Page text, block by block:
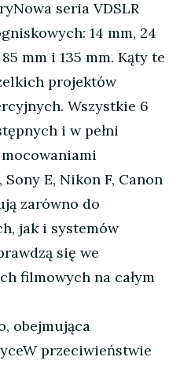
seria VDSLR
14 mm, 24
mm i 135 mm. Kąty te
projektów
Wszystkie 6
i w pełni
Sony E, Nikon F, Canon
zarówno do
jak i systemów
się we
filmowych na całym
obejmująca
przeciwieństwie